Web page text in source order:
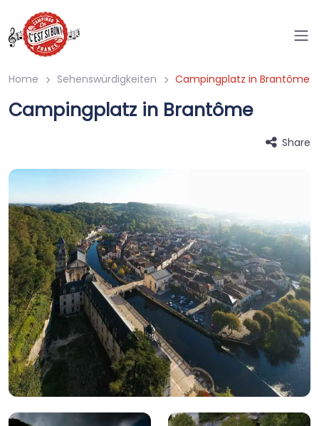
Home Sehenswürdigkeiten Campingplatz in Brantôme
Campingplatz in Brantôme
Share